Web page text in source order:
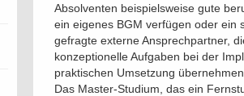
Absolventen beispielsweise gute
ein eigenes BGM verfügen oder ein
gefragte externe Ansprechpartner,
konzeptionelle Aufgaben bei der
praktischen Umsetzung übernehmen
Das Master-Studium, das ein